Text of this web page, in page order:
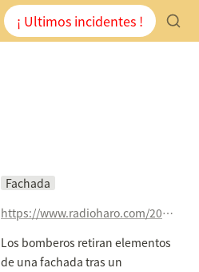
¡ Ultimos incidentes !
Fachada
https://www.radioharo.com/2017/10/15/los-bomberos-retiran-elementos-una-fachada-tras-desprendimiento/
Los bomberos retiran elementos
de una fachada tras un